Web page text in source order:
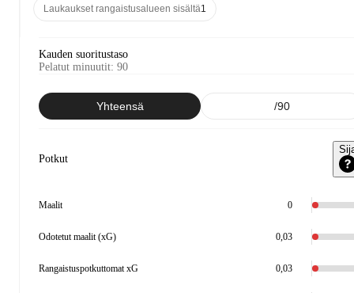
Laukaukset rangaistusalueen sisältä1
Kauden suoritustaso
Pelatut minuutit: 90
Yhteensä /90
Potkut
Maalit 0
Odotetut maalit (xG) 0,03
Rangaistuspotkuttomat xG 0,03